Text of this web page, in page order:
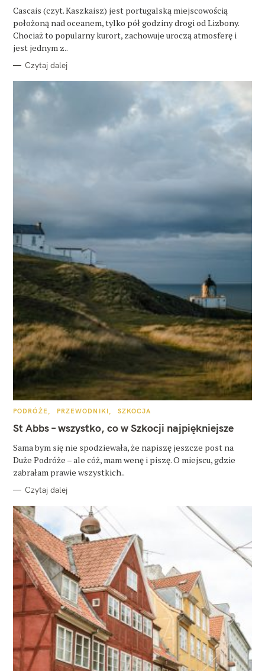
I
E
Cascais (czyt. Kaszkaisz) jest portugalską miejscowością
położoną nad oceanem, tylko pół godziny drogi od Lizbony.
Chociaż to popularny kurort, zachowuje uroczą atmosferę i
jest jednym z..
Czytaj dalej
K
T
E
O
R
I
PODRÓŻE PRZEWODNIKI SZKOCJA
St Abbs – wszystko, co w Szkocji najpiękniejsze
Sama bym się nie spodziewała, że napiszę jeszcze post na
Duże Podróże – ale cóż, mam wenę i piszę. O miejscu, gdzie
zabrałam prawie wszystkich..
Czytaj dalej